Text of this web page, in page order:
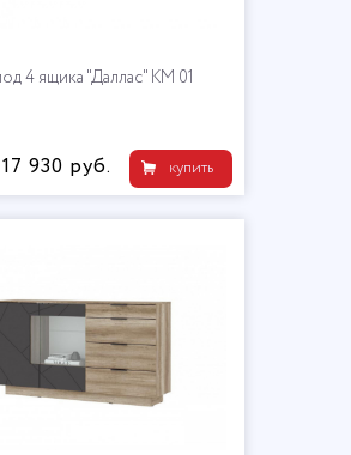
4 ящика "Даллас" КМ 01
купить
17 930 руб.